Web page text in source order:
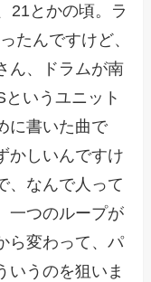
21とかの頃。ラ
たんですけど、
ん、ドラムが南
いうユニット
に書いた曲で
かしいんですけ
、なんで人って
一つのループが
ら変わって、パ
いうのを狙いま